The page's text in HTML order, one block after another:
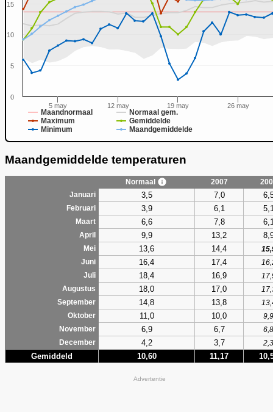
Maandnormaal
Normaal gem.
Maximum
Gemiddelde
Minimum
Maandgemiddelde
5 may 12 may 19 may 26 may
0
5
10
15
Maandgemiddelde temperaturen
Normaal 2007
Januari
3,5 7,0
Februari 3,9 6,1
Maart 6,6 7,8
April 9,9 13,2
Mei 13,6 14,4
Juni
16,4 17,4
Juli
18,4 16,9
Augustus
18,0 17,0
September
14,8 13,8
Oktober
11,0 10,0
9,9
November
6,9 6,7
6,8
December
4,2 3,7 2,3
Gemiddeld 10,60 11,17
Advertentie